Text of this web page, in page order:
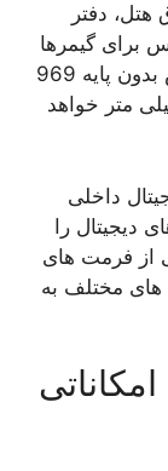
هتل، دفتر
برای گیمرها
کاربرد دارد. ابعاد این تلویزیون جی پلاس بدون پایه 969
میلی متر خواهد
دیجیتال داخلی
دیجیتال را
از فرمت های
های مختلف به